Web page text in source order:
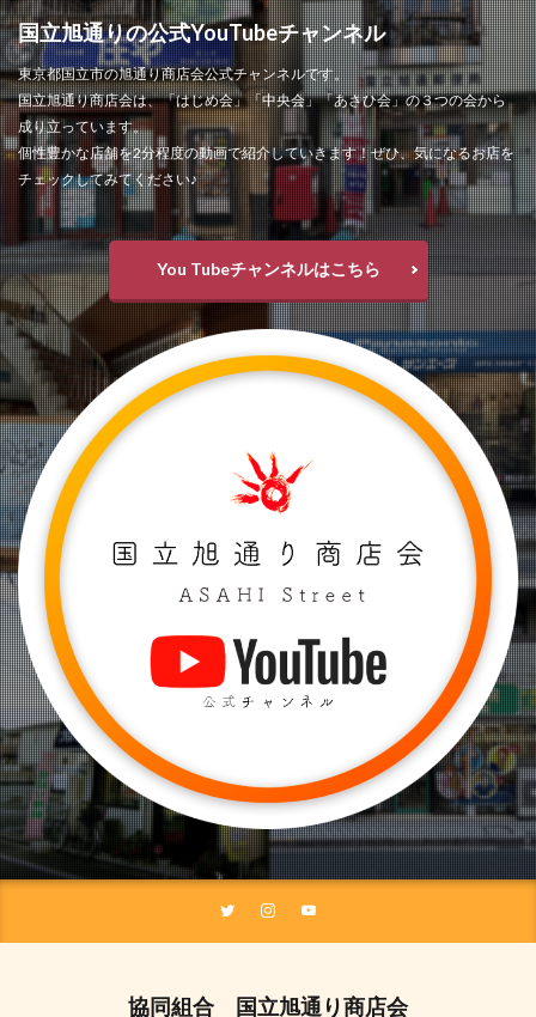
国立旭通りの公式YouTubeチャンネル
東京都国立市の旭通り商店会公式チャンネルです。
国立旭通り商店会は、「はじめ会」「中央会」「あさひ会」の３つの会から
成り立っています。
個性豊かな店舗を2分程度の動画で紹介していきます！ぜひ、気になるお店を
チェックしてみてください♪
You Tubeチャンネルはこちら
協同組合 国立旭通り商店会